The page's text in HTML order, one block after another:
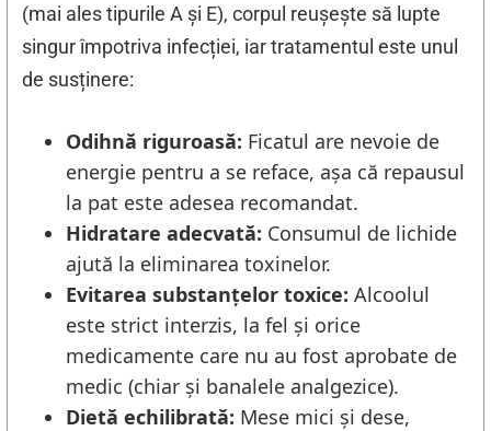
(mai ales tipurile A și E), corpul reușește să lupte
singur împotriva infecției, iar tratamentul este unul
de susținere:
Odihnă riguroasă: Ficatul are nevoie de
energie pentru a se reface, așa că repausul
la pat este adesea recomandat.
Hidratare adecvată: Consumul de lichide
ajută la eliminarea toxinelor.
Evitarea substanțelor toxice: Alcoolul
este strict interzis, la fel și orice
medicamente care nu au fost aprobate de
medic (chiar și banalele analgezice).
Dietă echilibrată: Mese mici și dese,